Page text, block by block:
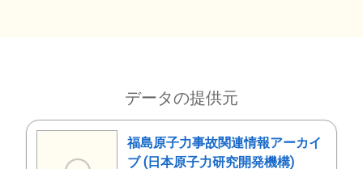
データの提供元
福島原子力事故関連情報アーカイ
ブ (日本原子力研究開発機構)